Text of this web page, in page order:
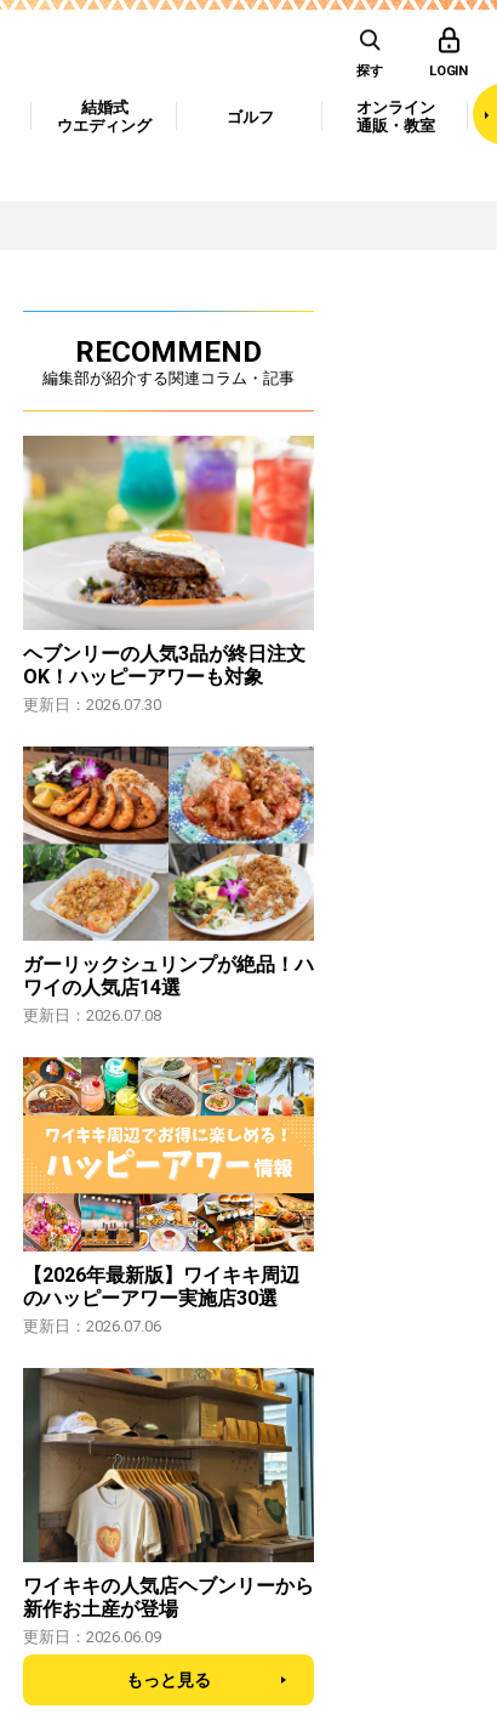
探す LOGIN
結婚式
ウエディング
ゴルフ
オンライン
通販・教室
RECOMMEND
編集部が紹介する関連コラム・記事
ヘブンリーの人気3品が終日注文
OK！ハッピーアワーも対象
更新日：2026.07.30
ガーリックシュリンプが絶品！ハ
ワイの人気店14選
更新日：2026.07.08
【2026年最新版】ワイキキ周辺
のハッピーアワー実施店30選
更新日：2026.07.06
ワイキキの人気店ヘブンリーから
新作お土産が登場
更新日：2026.06.09
もっと見る